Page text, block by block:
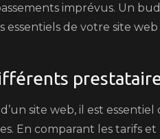
imprévus. Un
de votre site
site web, il est
En comparant les tarifs